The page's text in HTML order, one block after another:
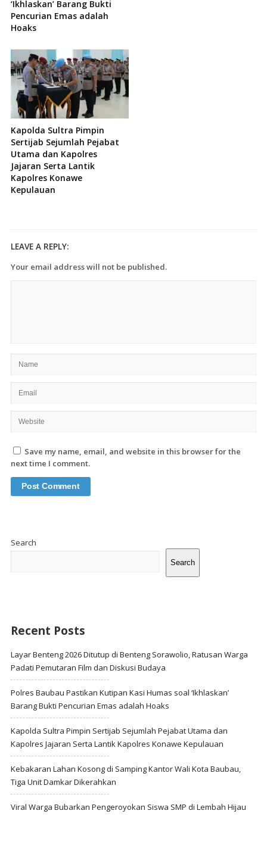
‘Ikhlaskan’ Barang Bukti
Pencurian Emas adalah
Hoaks
Kapolda Sultra Pimpin
Sertijab Sejumlah Pejabat
Utama dan Kapolres
Jajaran Serta Lantik
Kapolres Konawe
Kepulauan
LEAVE A REPLY:
Your email address will not be published.
Save my name, email, and website in this browser for the
next time I comment.
Search
Search
Recent Posts
Layar Benteng 2026 Ditutup di Benteng Sorawolio, Ratusan Warga
Padati Pemutaran Film dan Diskusi Budaya
Polres Baubau Pastikan Kutipan Kasi Humas soal ‘Ikhlaskan’
Barang Bukti Pencurian Emas adalah Hoaks
Kapolda Sultra Pimpin Sertijab Sejumlah Pejabat Utama dan
Kapolres Jajaran Serta Lantik Kapolres Konawe Kepulauan
Kebakaran Lahan Kosong di Samping Kantor Wali Kota Baubau,
Tiga Unit Damkar Dikerahkan
Viral Warga Bubarkan Pengeroyokan Siswa SMP di Lembah Hijau